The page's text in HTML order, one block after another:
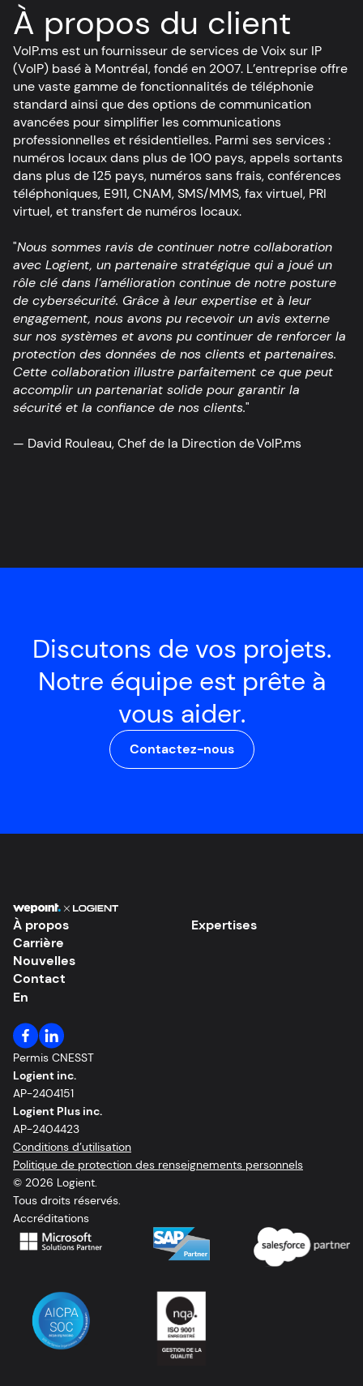
À propos du client
VoIP.ms est un fournisseur de services de Voix sur IP
(VoIP) basé à Montréal, fondé en 2007. L’entreprise offre
une vaste gamme de fonctionnalités de téléphonie
standard ainsi que des options de communication
avancées pour simplifier les communications
professionnelles et résidentielles. Parmi ses services :
numéros locaux dans plus de 100 pays, appels sortants
dans plus de 125 pays, numéros sans frais, conférences
téléphoniques, E911, CNAM, SMS/MMS, fax virtuel, PRI
virtuel, et transfert de numéros locaux.
"Nous sommes ravis de continuer notre collaboration
avec Logient, un partenaire stratégique qui a joué un
rôle clé dans l’amélioration continue de notre posture
de cybersécurité. Grâce à leur expertise et à leur
engagement, nous avons pu recevoir un avis externe
sur nos systèmes et avons pu continuer de renforcer la
protection des données de nos clients et partenaires.
Cette collaboration illustre parfaitement ce que peut
accomplir un partenariat solide pour garantir la
sécurité et la confiance de nos clients."
— David Rouleau, Chef de la Direction de VoIP.ms
Discutons de vos projets.
Notre équipe est prête à
vous aider.
Contactez-nous
À propos
Carrière
Nouvelles
Expertises
Contact
En
Permis CNESST
Logient inc.
AP-2404151
Logient Plus inc.
AP-2404423
Conditions d’utilisation
Politique de protection des renseignements personnels
© 2026 Logient.
Tous droits réservés.
Accréditations